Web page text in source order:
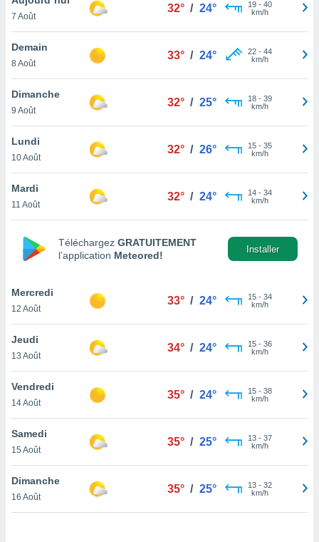
et
»,
au
vous
qu'ils
ou
le
ainsi
un
la
du
votre
à
en
le
7 Août
32° / 24° 19- 40
km/h
Demain
8 Août
33° / 24° 22- 44
km/h
Dimanche
9 Août
32° / 25° 18- 39
km/h
Lundi
10 Août
32° / 26° 15- 35
km/h
Mardi
11 Août
32° / 24° 14- 34
km/h
Téléchargez GRATUITEMENT
l’application Meteored!
Installer
Mercredi
12 Août
33° / 24° 15- 34
km/h
Jeudi
13 Août
34° / 24° 15- 36
km/h
Vendredi
14 Août
35° / 24° 15- 38
km/h
Samedi
15 Août
35° / 25° 13- 37
km/h
Dimanche
16 Août
35° / 25° 13- 32
km/h